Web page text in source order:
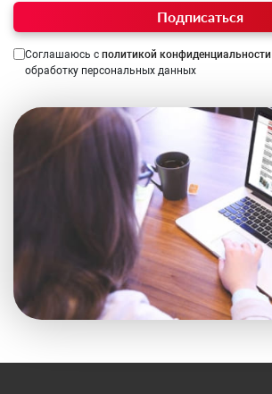
Подписаться
Соглашаюсь с политикой конфиденциальности
обработку персональных данных